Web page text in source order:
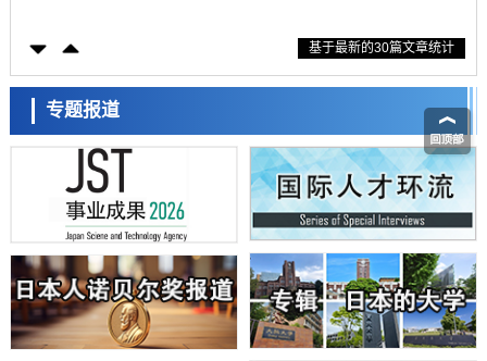
九州大学揭示夜间眼压升高机制：两种激素波动叠加所致
科学研究
东京都产技研采用新手法开发出可稳定工作至300℃的介电材料，已验
证电容器可在汽车发动机等高温环境下工作
经济・社会
日本生成式AI使用者占比一年内翻倍，但与中美德仍有较大差距
日本修订首都直下型地震紧急对策：目标为死亡人数至少减半，重点强
化火灾防控
科学研究
福井大学发现细胞记忆过往并抑制反应的机制，阐明即便DNA相同反应
迥异之谜
科学研究
神户大学确认口服癌症疫苗B440单药给药的安全性，在转移性尿路上皮
基于最新的30篇文章统计
专题报道